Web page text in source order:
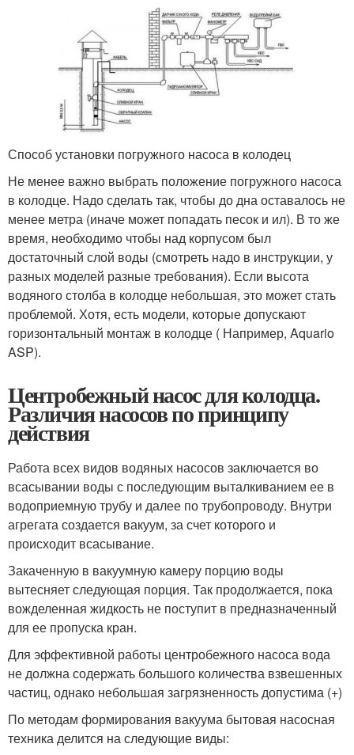
Способ установки погружного насоса в колодец
Не менее важно выбрать положение погружного насоса
в колодце. Надо сделать так, чтобы до дна оставалось не
менее метра (иначе может попадать песок и ил). В то же
время, необходимо чтобы над корпусом был
достаточный слой воды (смотреть надо в инструкции, у
разных моделей разные требования). Если высота
водяного столба в колодце небольшая, это может стать
проблемой. Хотя, есть модели, которые допускают
горизонтальный монтаж в колодце ( Например, Aquario
ASP).
Центробежный насос для колодца.
Различия насосов по принципу
действия
Работа всех видов водяных насосов заключается во
всасывании воды с последующим выталкиванием ее в
водоприемную трубу и далее по трубопроводу. Внутри
агрегата создается вакуум, за счет которого и
происходит всасывание.
Закаченную в вакуумную камеру порцию воды
вытесняет следующая порция. Так продолжается, пока
вожделенная жидкость не поступит в предназначенный
для ее пропуска кран.
Для эффективной работы центробежного насоса вода
не должна содержать большого количества взвешенных
частиц, однако небольшая загрязненность допустима (+)
По методам формирования вакуума бытовая насосная
техника делится на следующие виды: